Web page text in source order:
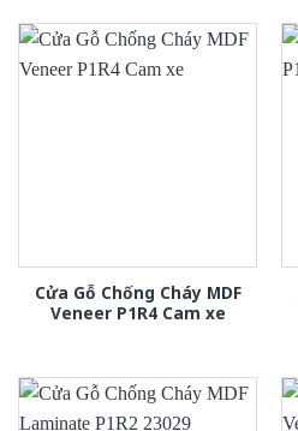
Cửa Gỗ Chống Cháy MDF
Veneer P1R4 Cam xe